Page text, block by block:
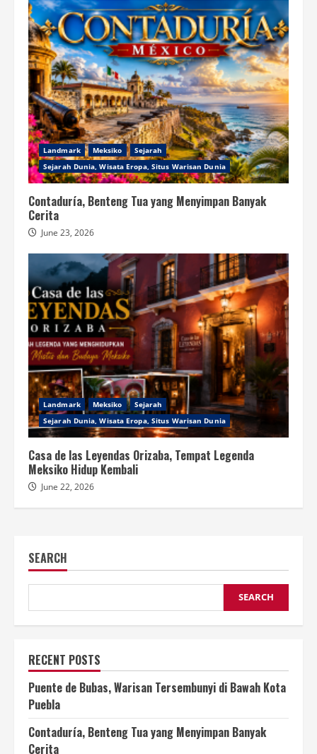
Landmark Meksiko
Sejarah
Sejarah Dunia, Wisata Eropa, Situs Warisan Dunia
Contaduría, Benteng Tua yang Menyimpan Banyak
Cerita
June 23, 2026
Landmark Meksiko
Sejarah
Sejarah Dunia, Wisata Eropa, Situs Warisan Dunia
Casa de las Leyendas Orizaba, Tempat Legenda
Meksiko Hidup Kembali
June 22, 2026
SEARCH
SEARCH
RECENT POSTS
Puente de Bubas, Warisan Tersembunyi di Bawah Kota
Puebla
Contaduría, Benteng Tua yang Menyimpan Banyak
Cerita